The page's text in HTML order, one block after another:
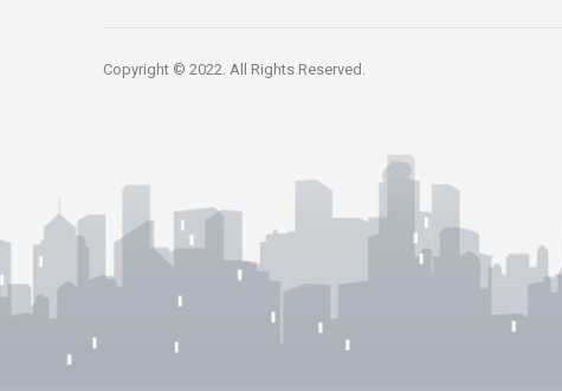
Copyright © 2022. All Rights Reserved.